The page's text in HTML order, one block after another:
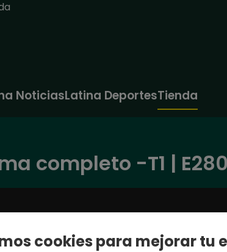
NoticiasLatina DeportesTienda
completo -T1 |
cookies para mejorar tu